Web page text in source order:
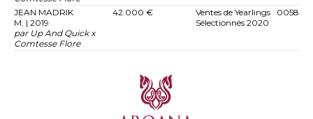
JEAN MADRIK
M. | 2019
par Up And Quick x
Comtesse Flore
42.000 €
Ventes de Yearlings
Sélectionnés 2020
0058